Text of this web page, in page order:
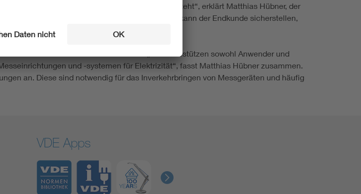
oder die Vermutung einer Manipulation besteht“, erklärt Matthias Hübner, der
die bereits verwendet wurden. Damit kann der Endkunde sicherstellen,
den richtigen Wert anzeigen.
und Endkunden. „Wir unterstützen sowohl Anwender und
und -systemen für Elektrizität“, fasst Matthias Hübner zusammen.
an. Diese sind notwendig für das Inverkehrbringen von Messgeräten und häufig
VDE Apps